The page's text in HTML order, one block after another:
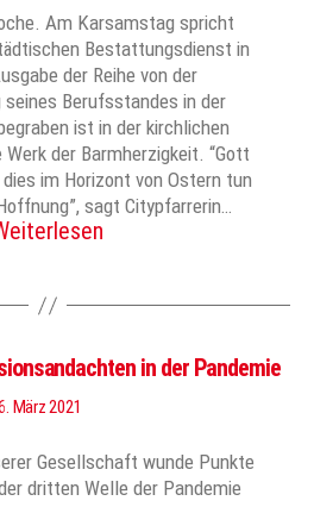
Am Karsamstag spricht
Bestattungsdienst in
der Reihe von der
seines Berufsstandes in der
ist in der kirchlichen
der Barmherzigkeit. “Gott
im Horizont von Ostern tun
sagt Citypfarrerin…
in der Pandemie
März 2021
Gesellschaft wunde Punkte
dritten Welle der Pandemie